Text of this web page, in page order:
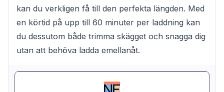
kan du verkligen få till den perfekta längden. Med
en körtid på upp till 60 minuter per laddning kan
du dessutom både trimma skägget och snagga dig
utan att behöva ladda emellanåt.